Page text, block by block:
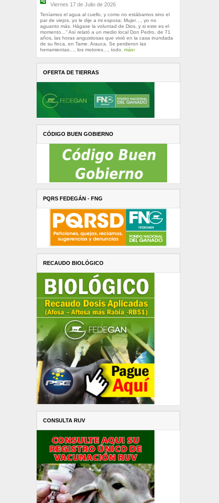
Viernes 17 de Julio de 2026
Teníamos el agua al cuello, y como no estábamos sino el
par de viejos, yo le dije a mi esposa: Mujer…, yo no
aguanto más. Hágase la voluntad de Dios, y si este es el
momento…” Así relató a un medio local Don Pedro, de 71
años, las horas angustiosas que vivió en la casa inundada
de su finca, en Tame, Arauca. Se perdieron las
herramientas…, los motores…, todo. más›
OFERTA DE TIERRAS
CÓDIGO BUEN GOBIERNO
PQRS FEDEGÁN - FNG
RECAUDO BIOLÓGICO
CONSULTA RUV